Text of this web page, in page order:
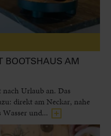
BOOTSHAUS AM
Urlaub an. Das
direkt am Neckar, nahe
und...